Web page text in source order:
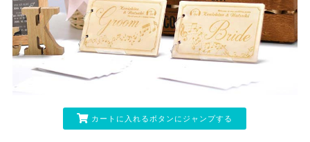
カートに入れるボタンにジャンプする